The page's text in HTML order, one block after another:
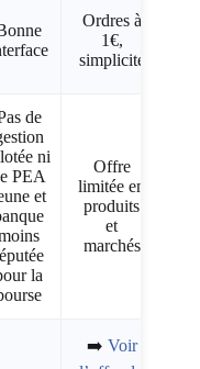
Ordres à
1€,
simplicité
de
ni
PEA
et
la
Offre
limitée en
produits
et
marchés
➡️ Voir